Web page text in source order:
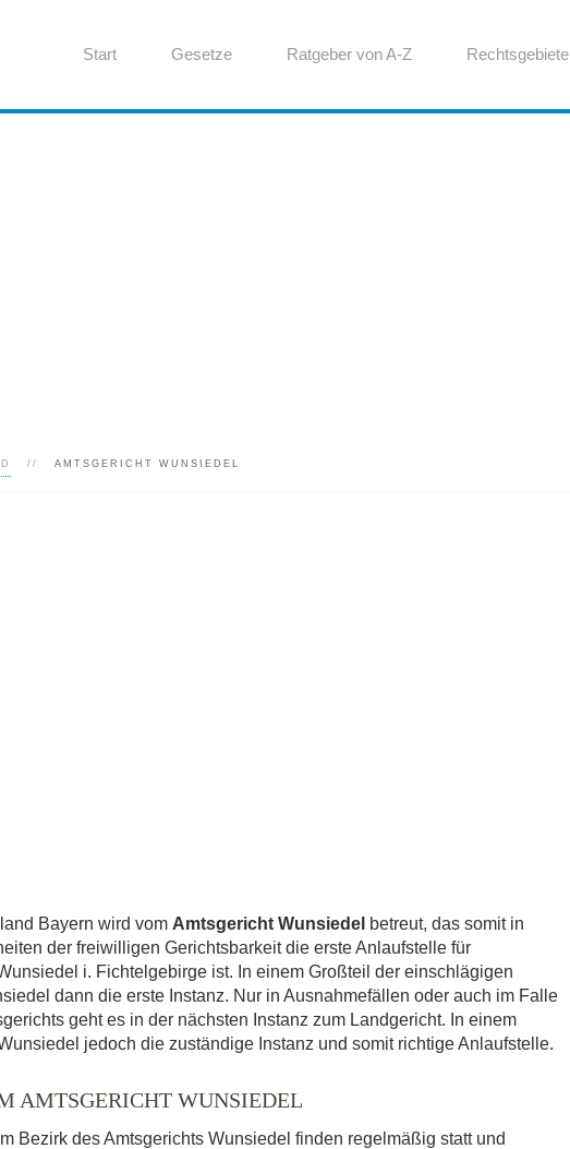
Start Gesetze Ratgeber von A-Z Rechtsgebiete
AMTSGERICHT WUNSIEDEL
Bayern wird vom Amtsgericht Wunsiedel betreut, das somit in
der freiwilligen Gerichtsbarkeit die erste Anlaufstelle für
i. Fichtelgebirge ist. In einem Großteil der einschlägigen
dann die erste Instanz. Nur in Ausnahmefällen oder auch im Falle
geht es in der nächsten Instanz zum Landgericht. In einem
jedoch die zuständige Instanz und somit richtige Anlaufstelle.
AMTSGERICHT WUNSIEDEL
Bezirk des Amtsgerichts Wunsiedel finden regelmäßig statt und